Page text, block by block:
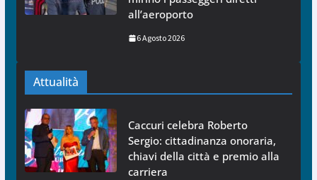
all’aeroporto
6 Agosto 2026
Attualità
Caccuri celebra Roberto
Sergio: cittadinanza onoraria,
chiavi della città e premio alla
carriera